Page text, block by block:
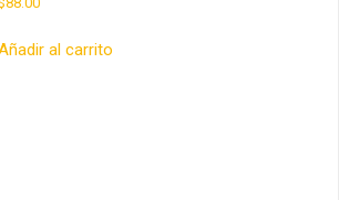
al carrito